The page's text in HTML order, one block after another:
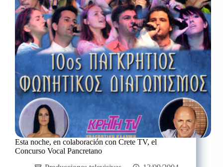
Esta noche, en colaboración con Crete TV, el
Concurso Vocal Pancretano